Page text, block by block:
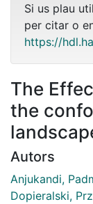
Si us plau
per citar o
https://
The
the
Autors
Anjukandi,
Dopieralski,